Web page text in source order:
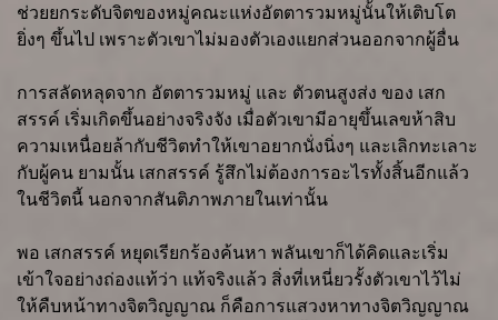
ช่วยยกระดับจิตของหมู่คณะแห่งอัตตารวมหมู่นั้นให้เติบโต
ยิ่งๆ ขึ้นไป เพราะตัวเขาไม่มองตัวเองแยกส่วนออกจากผู้อื่น
การสลัดหลุดจาก อัตตารวมหมู่ และ ตัวตนสูงส่ง ของ เสก
สรรค์ เริ่มเกิดขึ้นอย่างจริงจัง เมื่อตัวเขามีอายุขึ้นเลขห้าสิบ
ความเหนื่อยล้ากับชีวิตทำให้เขาอยากนั่งนิ่งๆ และเลิกทะเลาะ
กับผู้คน ยามนั้น เสกสรรค์ รู้สึกไม่ต้องการอะไรทั้งสิ้นอีกแล้ว
ในชีวิตนี้ นอกจากสันติภาพภายในเท่านั้น
พอ เสกสรรค์ หยุดเรียกร้องค้นหา พลันเขาก็ได้คิดและเริ่ม
เข้าใจอย่างถ่องแท้ว่า แท้จริงแล้ว สิ่งที่เหนี่ยวรั้งตัวเขาไว้ไม่
ให้คืบหน้าทางจิตวิญญาณ ก็คือการแสวงหาทางจิตวิญญาณ